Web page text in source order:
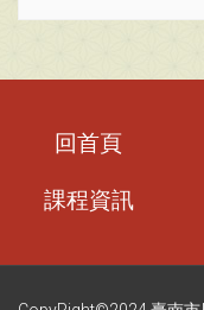
回首頁
課程資訊